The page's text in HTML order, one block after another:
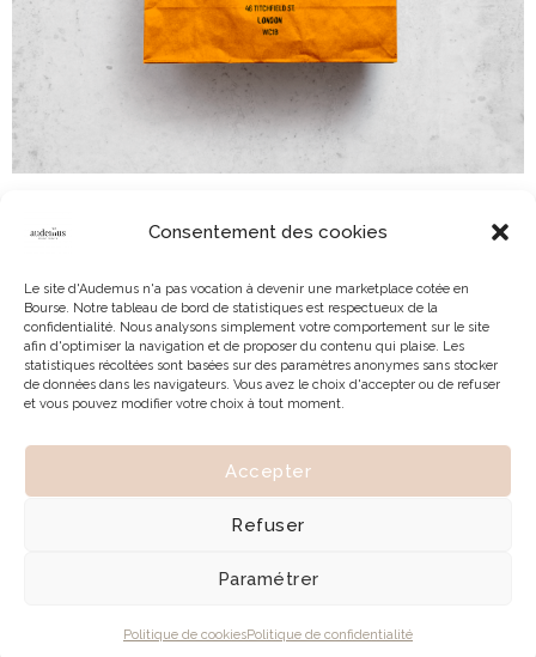
Consentement des cookies
Le site d'Audemus n'a pas vocation à devenir une marketplace cotée en
Bourse. Notre tableau de bord de statistiques est respectueux de la
confidentialité. Nous analysons simplement votre comportement sur le site
afin d'optimiser la navigation et de proposer du contenu qui plaise. Les
statistiques récoltées sont basées sur des paramètres anonymes sans stocker
de données dans les navigateurs. Vous avez le choix d'accepter ou de refuser
et vous pouvez modifier votre choix à tout moment.
Accepter
Refuser
Paramétrer
Politique de cookiesPolitique de confidentialité
© 2026 | Tous droits réservés à Audemus